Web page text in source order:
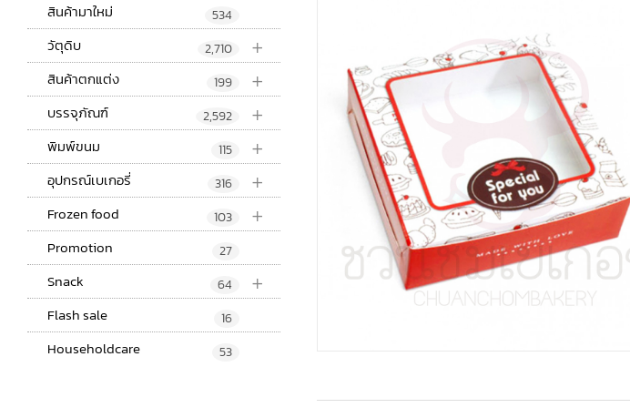
สินค้ามาใหม่ 534
+
วัตุดิบ 2,710
+
สินค้าตกแต่ง 199
+
บรรจุภัณฑ์ 2,592
+
พิมพ์ขนม 115
+
อุปกรณ์เบเกอรี่ 316
+
Frozen food 103
Promotion 27
+
Snack 64
Flash sale 16
Householdcare 53